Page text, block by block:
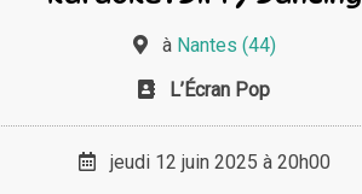
à Nantes (44)
L’Écran Pop
jeudi 12 juin 2025 à 20h00